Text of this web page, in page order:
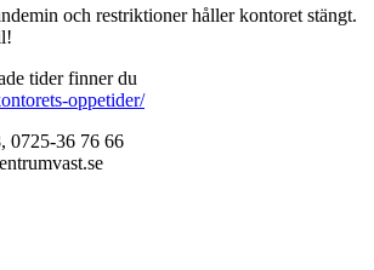
och restriktioner håller kontoret stängt.
tider finner du
oppetider/
0725-36 76 66